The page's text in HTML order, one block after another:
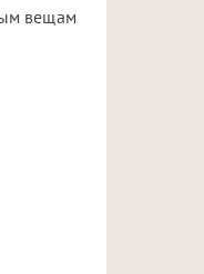
вещам